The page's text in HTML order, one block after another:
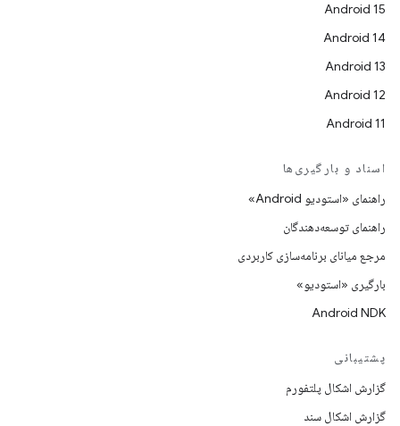
Android 15
Android 14
Android 13
Android 12
Android 11
اسناد و بارگیری‌ها
راهنمای «استودیو Android»
راهنمای توسعه‌دهندگان
مرجع میانای برنامه‌سازی کاربردی
بارگیری «استودیو»
Android NDK
پشتیبانی
گزارش اشکال پلتفورم
گزارش اشکال سند